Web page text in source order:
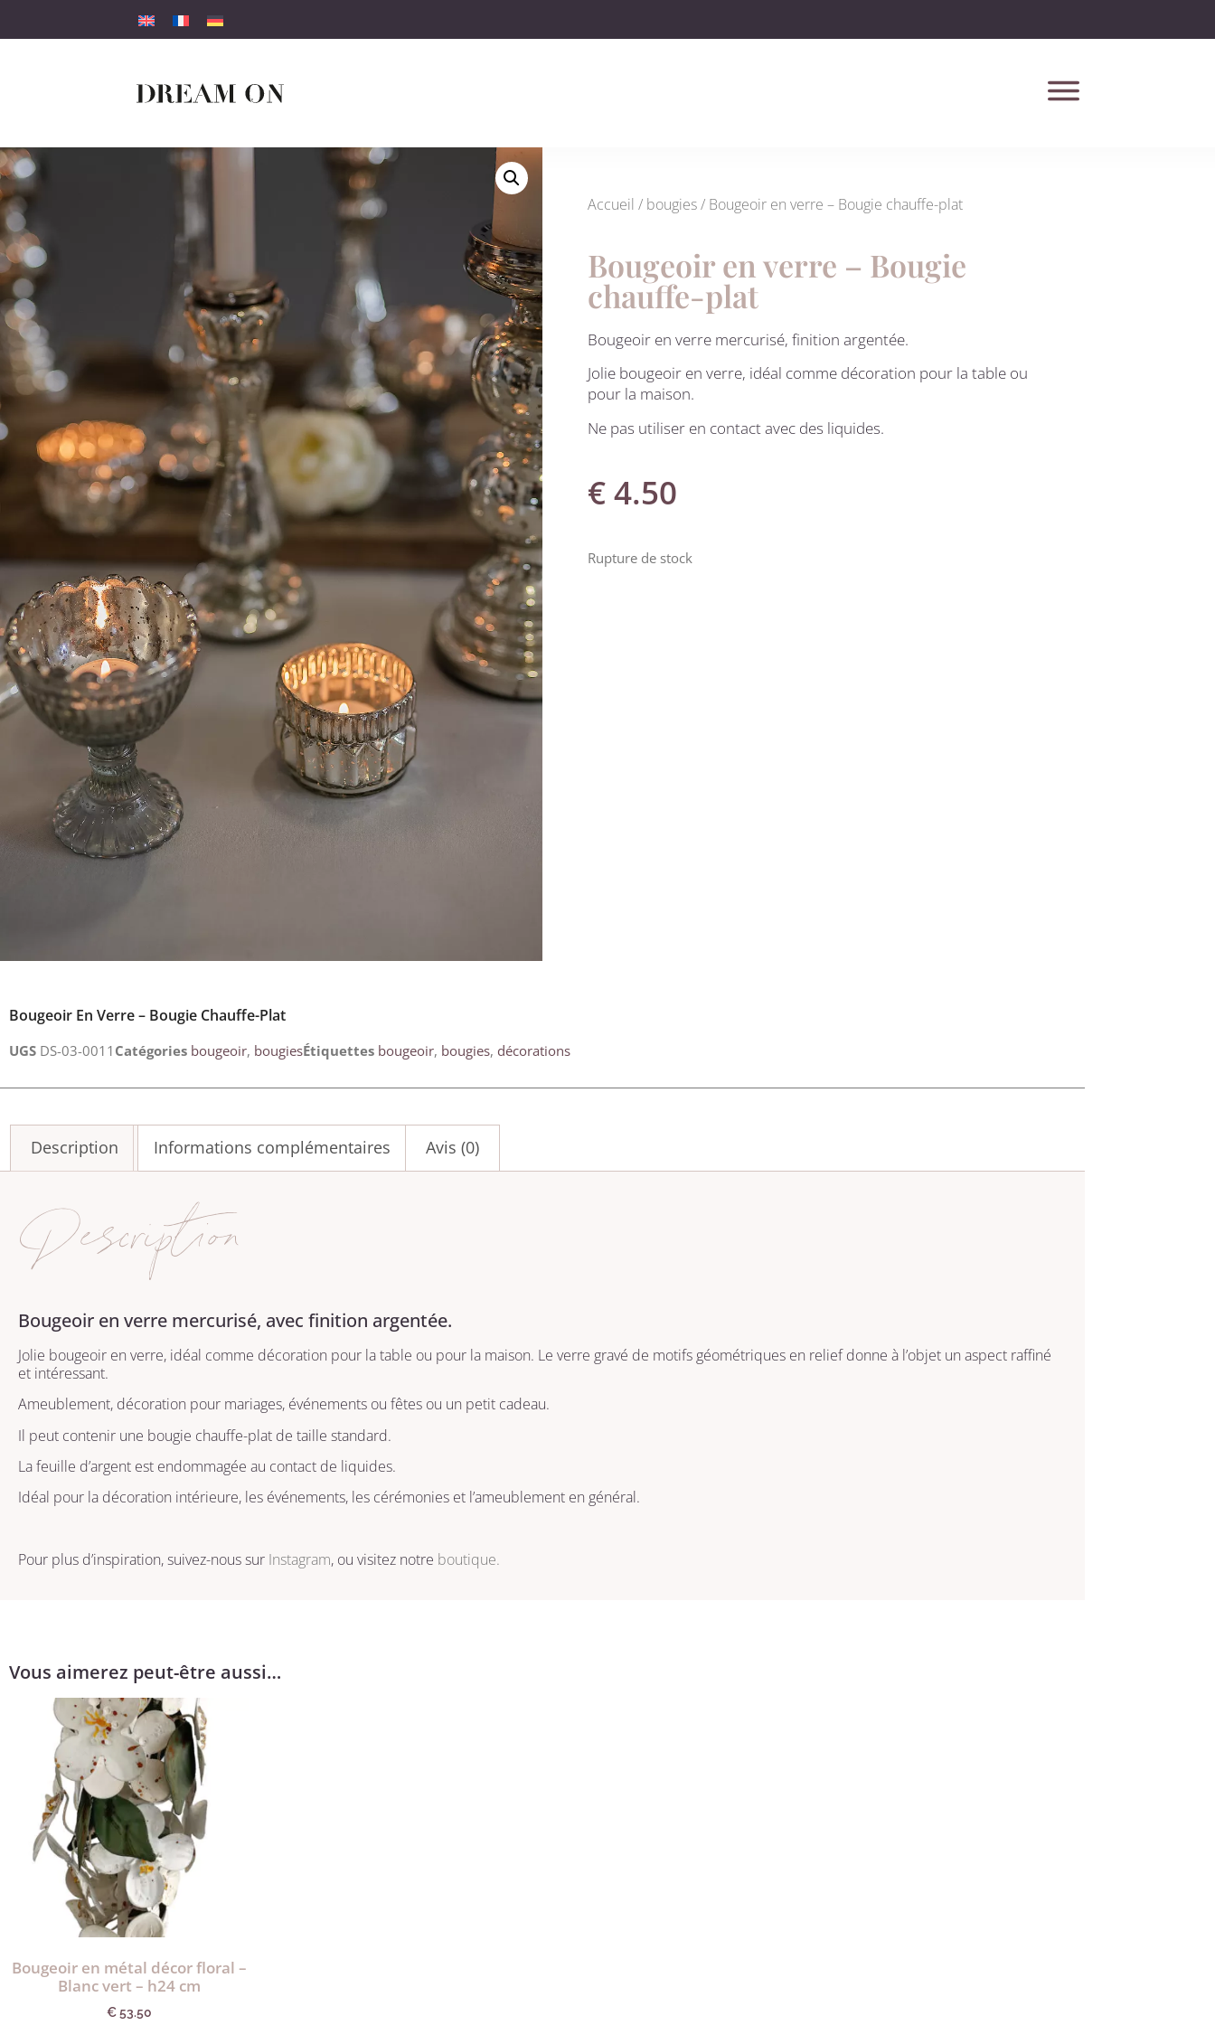
Accueil / bougies/ Bougeoir en verre – Bougie chauffe-plat
Bougeoir en verre – Bougie
chauffe-plat
Bougeoir en verre mercurisé, finition argentée.
Jolie bougeoir en verre, idéal comme décoration pour la table ou
pour la maison.
Ne pas utiliser en contact avec des liquides.
€4.50
Rupture de stock
Bougeoir En Verre – Bougie Chauffe-Plat
UGS DS-03-0011 Catégories bougeoir, bougiesÉtiquettes bougeoir, bougies, décorations
Description Informations complémentaires Avis (0)
Description
Bougeoir en verre mercurisé, avec finition argentée.
Jolie bougeoir en verre, idéal comme décoration pour la table ou pour la maison. Le verre gravé de motifs géométriques en relief donne à l’objet un aspect raffiné
et intéressant.
Ameublement, décoration pour mariages, événements ou fêtes ou un petit cadeau.
Il peut contenir une bougie chauffe-plat de taille standard.
La feuille d’argent est endommagée au contact de liquides.
Idéal pour la décoration intérieure, les événements, les cérémonies et l’ameublement en général.
Pour plus d’inspiration, suivez-nous sur Instagram, ou visitez notre boutique.
Vous aimerez peut-être aussi…
Bougeoir en métal décor floral –
Blanc vert – h24 cm
€53.50